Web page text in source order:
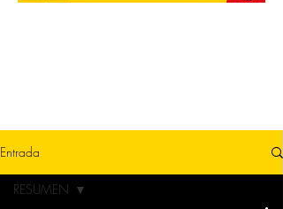
Entrada
RESUMEN